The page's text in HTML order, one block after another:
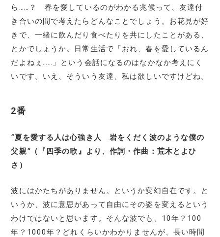
ら……？ 春を愛しているのがわかる兆候って、友達付
き合いの間で考えたらどんなことでしょう。お花見が好
きで、一緒に飲んだり食べたりを共にしたことがある、
とかでしょうか。日常生活で「おれ、春を愛しているん
だよねぇ……」という会話になるのはなかなか考えにく
いです。いえ、そういう友達、私は欲しいですけどね。
2番
“夏を愛する人は心強き人 岩をくだく波のような僕の
父親”（『四季の歌』より、作詞・作曲：荒木とよひ
さ）
波にはかたちがありません。というか変幻自在です。と
いうか、波に意思があって自由にその姿を変えるという
わけではないと思います。そんな波でも、10年？100
年？1000年？どれくらいかわかりませんが、長い時間